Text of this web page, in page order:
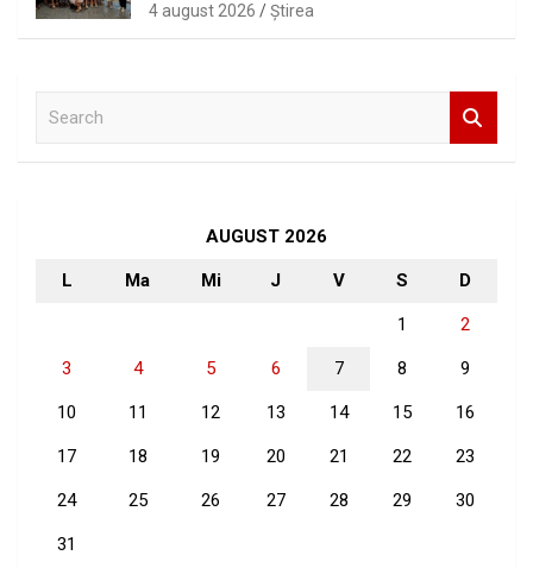
4 august 2026 Ştirea
AUGUST 2026
L Ma Mi J V S D
1 2
3 4 5 6 7 8 9
10 11 12 13 14 15 16
17 18 19 20 21 22 23
24 25 26 27 28 29 30
31